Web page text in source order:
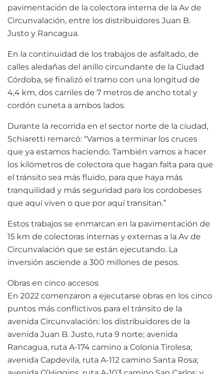
pavimentación de la colectora interna de la Av de
Circunvalación, entre los distribuidores Juan B.
Justo y Rancagua.
En la continuidad de los trabajos de asfaltado, de
calles aledañas del anillo circundante de la Ciudad
Córdoba, se finalizó el tramo con una longitud de
4,4 km, dos carriles de 7 metros de ancho total y
cordón cuneta a ambos lados.
Durante la recorrida en el sector norte de la ciudad,
Schiaretti remarcó: “Vamos a terminar los cruces
que ya estamos haciendo. También vamos a hacer
los kilómetros de colectora que hagan falta para que
el tránsito sea más fluido, para que haya más
tranquilidad y más seguridad para los cordobeses
que aquí viven o que por aquí transitan.”
Estos trabajos se enmarcan en la pavimentación de
15 km de colectoras internas y externas a la Av de
Circunvalación que se están ejecutando. La
inversión asciende a 300 millones de pesos.
Obras en cinco accesos
En 2022 comenzaron a ejecutarse obras en los cinco
puntos más conflictivos para el tránsito de la
avenida Circunvalación: los distribuidores de la
avenida Juan B. Justo, ruta 9 norte; avenida
Rancagua, ruta A-174 camino a Colonia Tirolesa;
avenida Capdevila, ruta A-112 camino Santa Rosa;